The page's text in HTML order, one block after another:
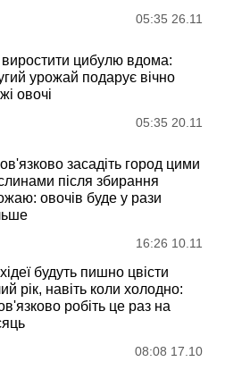
05:35 26.11
цибулю вдома:
урожай подарує вічно
овочі
05:35 20.11
засадіть город цими
після збирання
овочів буде у рази
16:26 10.11
будуть пишно цвісти
рік, навіть коли холодно:
робіть це раз на
08:08 17.10